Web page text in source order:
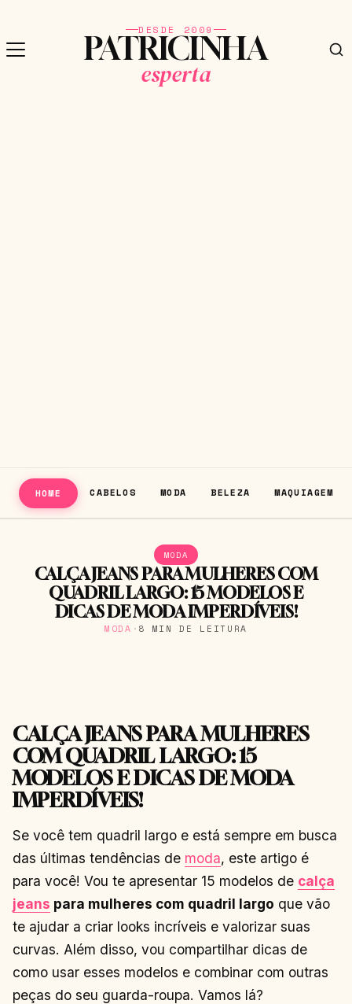
DESDE 2009
PATRICINHA
esperta
HOME CABELOS MODA BELEZA MAQUIAGEM
MODA
CALÇA JEANS PARA MULHERES COM
QUADRIL LARGO: 15 MODELOS E
DICAS DE MODA IMPERDÍVEIS!
MODA · 8 MIN DE LEITURA
CALÇA JEANS PARA MULHERES
COM QUADRIL LARGO: 15
MODELOS E DICAS DE MODA
IMPERDÍVEIS!
Se você tem quadril largo e está sempre em busca
das últimas tendências de moda, este artigo é
para você! Vou te apresentar 15 modelos de calça
jeans para mulheres com quadril largo que vão
te ajudar a criar looks incríveis e valorizar suas
curvas. Além disso, vou compartilhar dicas de
como usar esses modelos e combinar com outras
peças do seu guarda-roupa. Vamos lá?